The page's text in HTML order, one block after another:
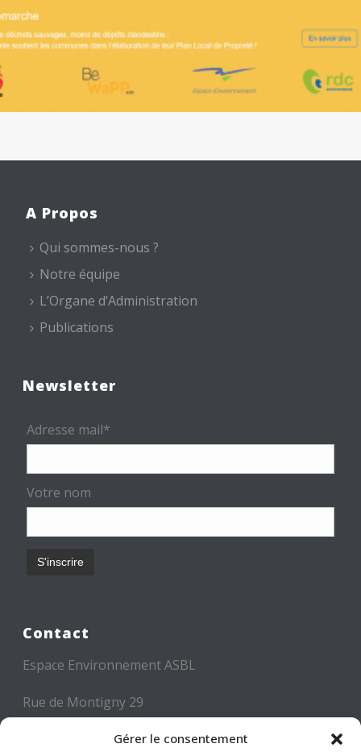
Gérer le consentement
A Propos
Qui sommes-nous ?
Notre équipe
L’Organe d’Administration
Publications
Newsletter
Adresse mail*
Votre nom
Contact
Espace Environnement ASBL
Rue de Montigny 29
6000 CHARLEROI